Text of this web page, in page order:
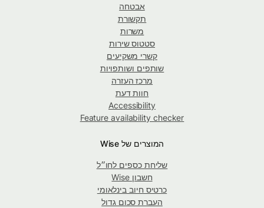
אבטחה
תקשורת
משרות
סטטוס שירות
קשרי משקיעים
שותפים ושותפויות
מרכז העזרה
חוות דעת
Accessibility
Feature availability checker
המוצרים של Wise
שליחת כספים לחו״ל
חשבון Wise
כרטיס חיוב בינלאומי
העברת סכום גדול